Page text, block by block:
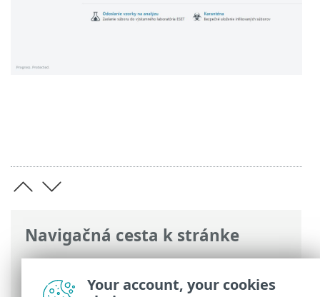
Navigačná cesta k stránke
ESET Online pomocník>ESET NOD32
Antivirus
>Práca s programom ESET
Your account, your cookies